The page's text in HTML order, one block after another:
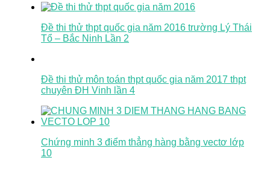
Đề thi thử thpt quốc gia năm 2016 trường Lý Thái
Tổ – Bắc Ninh Lần 2
Đề thi thử môn toán thpt quốc gia năm 2017 thpt
chuyên ĐH Vinh lần 4
Chứng minh 3 điểm thẳng hàng bằng vectơ lớp
10